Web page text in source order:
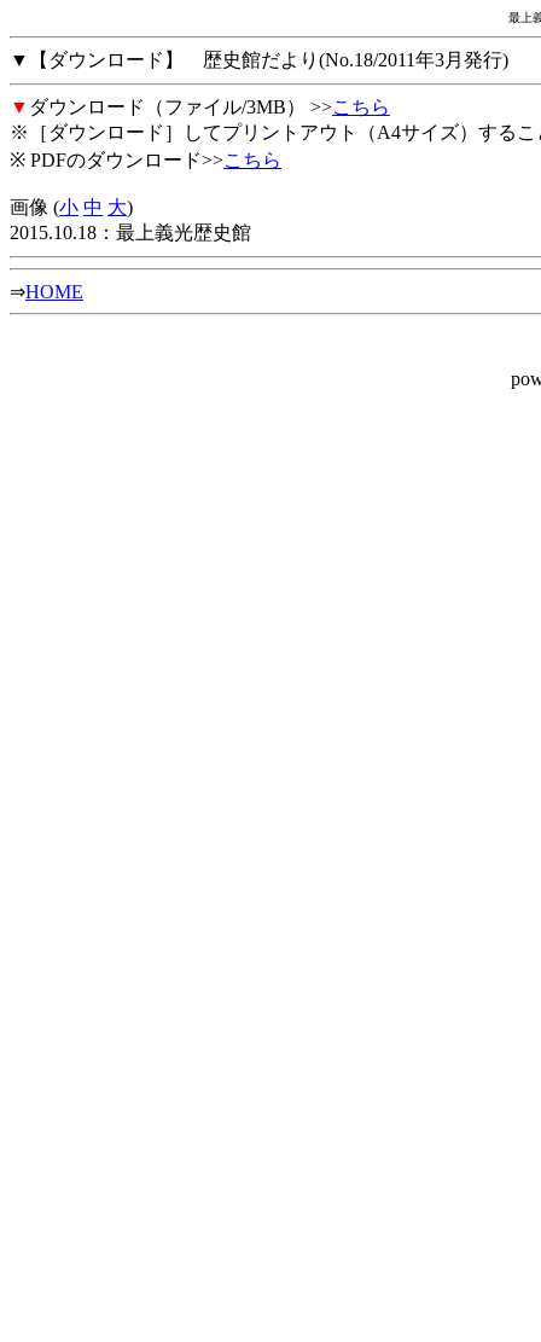
最上
▼【ダウンロード】 歴史館だより(No.18/2011年3月発行)
▼ ダウンロード（ファイル/3MB） >>こちら
※［ダウンロード］してプリントアウト（A4サイズ）する
※ PDFのダウンロード>>こちら
画像 (小 中 大)
2015.10.18：最上義光歴史館
⇒HOME